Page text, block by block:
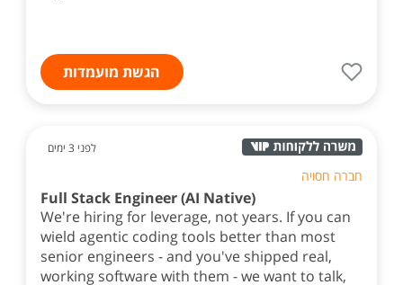
הגשת מועמדות
לפני 3 ימים
חברה חסויה
Full Stack Engineer (AI Native)
We're hiring for leverage, not years. If you can
wield agentic coding tools better than most
senior engineers - and you've shipped real,
working software with them - we want to talk,